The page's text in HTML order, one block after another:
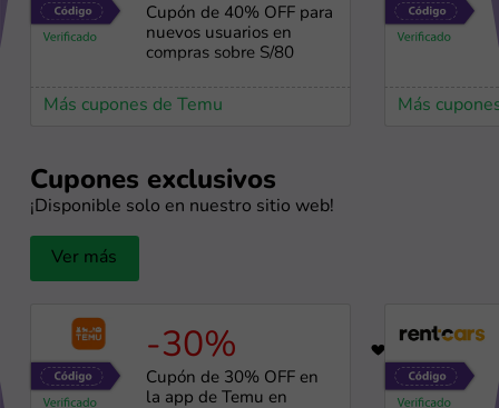
Cupón de 40% OFF para
nuevos usuarios en
compras sobre S/80
Más cupones de Temu Más
Cupones exclusivos
¡Disponible solo en nuestro sitio web!
Ver más
-30%
Cupón de 30% OFF en
la app de Temu en